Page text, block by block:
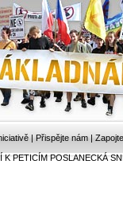
| Přispějte nám |
K PETICÍM POSLANECKÁ